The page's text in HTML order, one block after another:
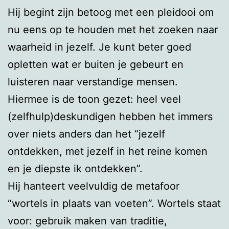
Hij begint zijn betoog met een pleidooi om
nu eens op te houden met het zoeken naar
waarheid in jezelf. Je kunt beter goed
opletten wat er buiten je gebeurt en
luisteren naar verstandige mensen.
Hiermee is de toon gezet: heel veel
(zelfhulp)deskundigen hebben het immers
over niets anders dan het “jezelf
ontdekken, met jezelf in het reine komen
en je diepste ik ontdekken”.
Hij hanteert veelvuldig de metafoor
“wortels in plaats van voeten”. Wortels staat
voor: gebruik maken van traditie,